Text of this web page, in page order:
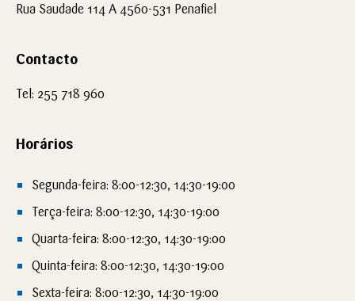
Rua Saudade 114 A 4560-531 Penafiel
Contacto
Tel: 255 718 960
Horários
Segunda-feira: 8:00-12:30, 14:30-19:00
Terça-feira: 8:00-12:30, 14:30-19:00
Quarta-feira: 8:00-12:30, 14:30-19:00
Quinta-feira: 8:00-12:30, 14:30-19:00
Sexta-feira: 8:00-12:30, 14:30-19:00